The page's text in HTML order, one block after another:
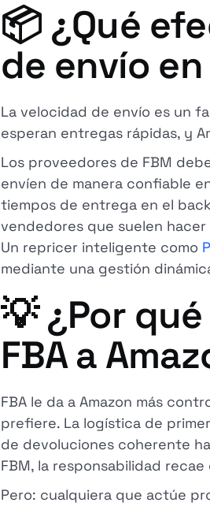
📦 ¿Qué
de envío
La velocidad de envío es un
esperan entregas rápidas, y
Los proveedores de FBM
envíen de manera confiable
tiempos de entrega en el
vendedores que suelen
Un repricer inteligente como
mediante una gestión
💡 ¿Por
FBA a
FBA le da a Amazon más
prefiere. La logística de
de devoluciones coherente
FBM, la responsabilidad
Pero: cualquiera que actúe